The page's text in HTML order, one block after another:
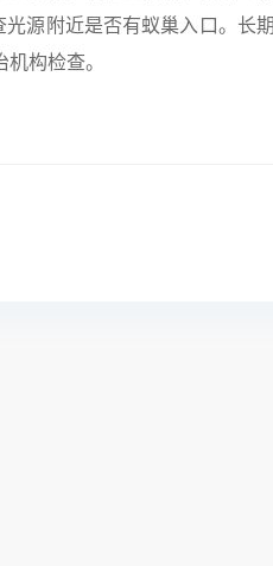
源附近是否有蚁巢入口。长
构检查。